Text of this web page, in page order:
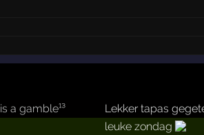
a gamble¹³ Lekker tapas
leuke zondag